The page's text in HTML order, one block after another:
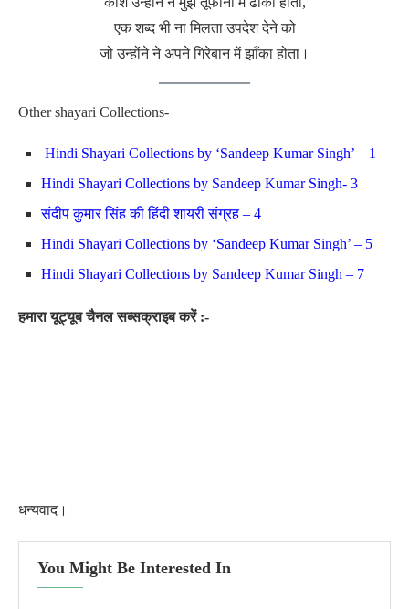
एक शब्द भी ना मिलता उपदेश देने को
जो उन्होंने ने अपने गिरेबान में झाँका होता।
Other shayari Collections-
Hindi Shayari Collections by ‘Sandeep Kumar Singh’ – 1
Hindi Shayari Collections by Sandeep Kumar Singh- 3
संदीप कुमार सिंह की हिंदी शायरी संग्रह – 4
Hindi Shayari Collections by ‘Sandeep Kumar Singh’ – 5
Hindi Shayari Collections by Sandeep Kumar Singh – 7
हमारा यूट्यूब चैनल सब्सक्राइब करें :-
धन्यवाद।
You Might Be Interested In